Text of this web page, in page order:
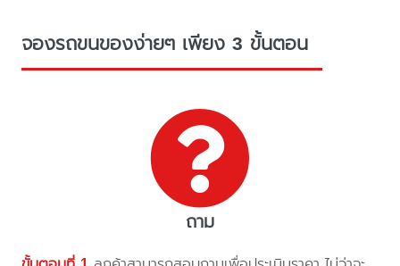
จองรถขนของง่ายๆ เพียง 3 ขั้นตอน
ถาม